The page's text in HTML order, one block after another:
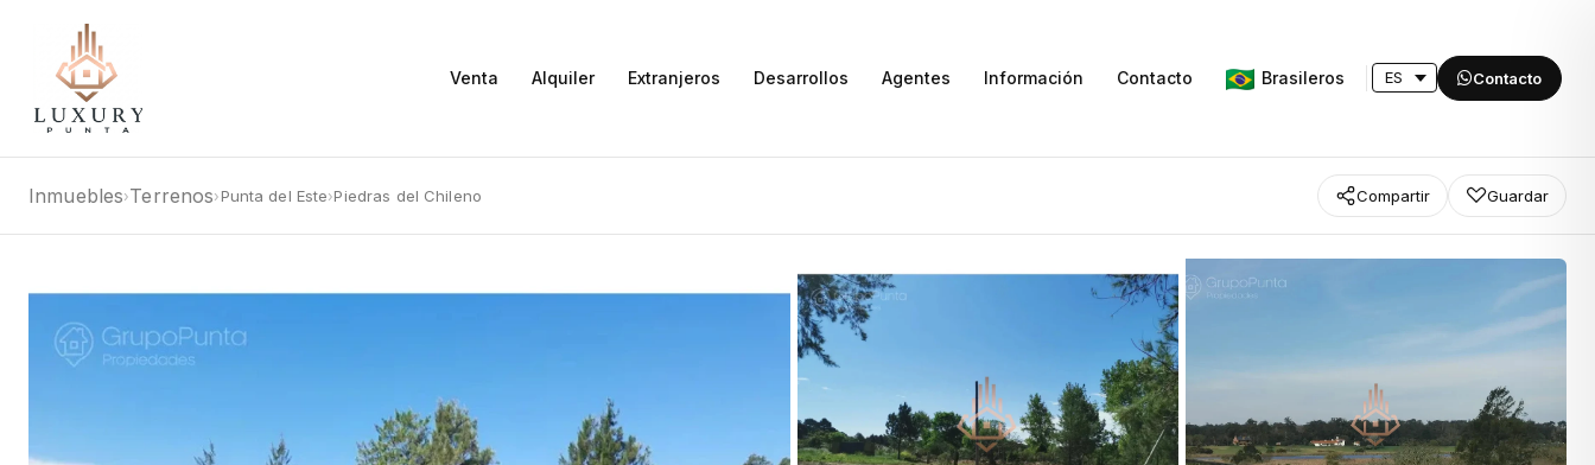
Venta Alquiler Extranjeros Desarrollos Agentes Información Contacto Brasileros Contacto
Inmuebles›Terrenos› Punta del Este›Piedras del Chileno Compartir Guardar